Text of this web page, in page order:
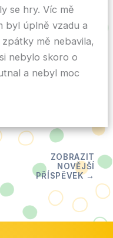
se hry. Víc mě
byl úplně vzadu a
mě nebavila,
nebylo skoro o
a nebyl moc